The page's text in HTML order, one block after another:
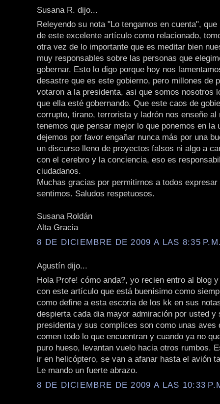
Susana R. dijo...
Releyendo su nota "Lo tengamos en cuenta",
de este excelente artículo como relacionado,
otra vez de lo importante que es meditar bien
muy responsables sobre las personas que
gobernar. Esto lo digo porque hoy nos
desastre que es este gobierno, pero millones de
votaron a la presidenta, asi que somos nosotros
que ella esté gobernando. Que este caos de
corrupto, tirano, terrorista y ladrón nos enseñe al
tenemos que pensar mejor lo que ponemos en la
dejemos por favor engañar nunca más por una
un discurso lleno de proyectos falsos ni algo a
con el cerebro y la conciencia, eso es
ciudadanos.
Muchas gracias por permitirnos a todos expresar
sentimos. Saludos respetuosos.
Susana Roldán
Alta Gracia
8 DE DICIEMBRE DE 2009 A LAS 8:35
Agustín dijo...
Hola Profe! cómo anda?, yo recien entro al blog
con este artículo que está buenísimo como
como define a esta escoria de los kk en sus
despierta cada dia mayor admiración por usted y
presidenta y sus complices son como unas aves
comen todo lo que encuentran y cuando ya no
puro hueso, levantan vuelo hacia otros rumbos.
ir en helicóptero, se van a afanar hasta el avión
Le mando un fuerte abrazo.
8 DE DICIEMBRE DE 2009 A LAS 10:33